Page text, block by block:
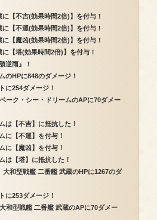
【不吉(効果時間2倍)】を付与！
【不運(効果時間2倍)】を付与！
【魔凶(効果時間2倍)】を付与！
【塔(効果時間2倍)】を付与！
逆雨』！
のHPに848のダメージ！
254ダメージ！
ーク・シー・ドリームのAPに70ダメー
は【不吉】に抵抗した！
に【不運】を付与！
に【魔凶】を付与！
は【塔】に抵抗した！
和型戦艦 二番艦 武蔵のHPに1267のダ
に253ダメージ！
和型戦艦 二番艦 武蔵のAPに70ダメー